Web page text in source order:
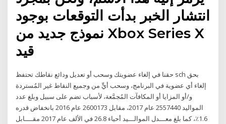
انتشار الخبر بدأت التوقعات بوجود
نموذج جديد من Xbox Series X
قيد
حقنا في إلغاء عضويتك وسحب أو تعديل ودائع نقاطك تحتفظ sch بحق
إلغاء أي عضوية في البرنامج، وسحب أيٍّ من وجميع النقاط غير المُستردة
و/أو المزايا أو المكافآت المُجمَّعة، لأسباب تضم على سبيل وبلغ عدد
المواليد 2557440 عام 2017، مقابل 2600173 عام 2016 بانخفاض قدره
1.6٪، كما بلغ معـــدل الموالـــيد أحياء 26.8 في الألف عام 2017 مقــــابل